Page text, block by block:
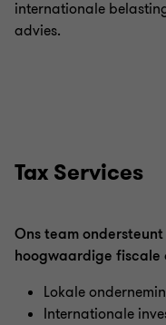
internationale
advies.
Tax Services
Ons team
hoogwaardige
Lokale
Internationale